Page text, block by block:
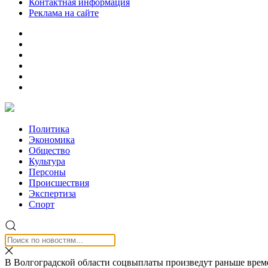
Контактная информация
Реклама на сайте
Политика
Экономика
Общество
Культура
Персоны
Происшествия
Экспертиза
Спорт
В Волгоградской области соцвыплаты произведут раньше